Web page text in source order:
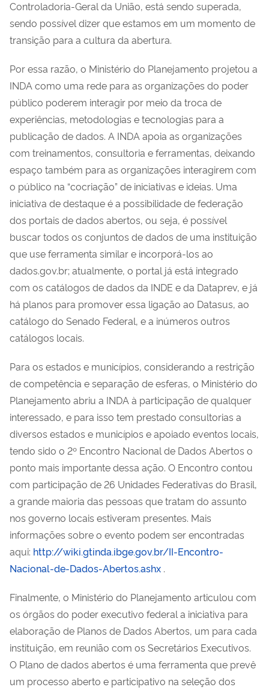
Controladoria-Geral da União, está sendo superada,
sendo possível dizer que estamos em um momento de
transição para a cultura da abertura.
Por essa razão, o Ministério do Planejamento projetou a
INDA como uma rede para as organizações do poder
público poderem interagir por meio da troca de
experiências, metodologias e tecnologias para a
publicação de dados. A INDA apoia as organizações
com treinamentos, consultoria e ferramentas, deixando
espaço também para as organizações interagirem com
o público na “cocriação” de iniciativas e ideias. Uma
iniciativa de destaque é a possibilidade de federação
dos portais de dados abertos, ou seja, é possível
buscar todos os conjuntos de dados de uma instituição
que use ferramenta similar e incorporá-los ao
dados.gov.br; atualmente, o portal já está integrado
com os catálogos de dados da INDE e da Dataprev, e já
há planos para promover essa ligação ao Datasus, ao
catálogo do Senado Federal, e a inúmeros outros
catálogos locais.
Para os estados e municípios, considerando a restrição
de competência e separação de esferas, o Ministério do
Planejamento abriu a INDA à participação de qualquer
interessado, e para isso tem prestado consultorias a
diversos estados e municípios e apoiado eventos locais,
tendo sido o 2º Encontro Nacional de Dados Abertos o
ponto mais importante dessa ação. O Encontro contou
com participação de 26 Unidades Federativas do Brasil,
a grande maioria das pessoas que tratam do assunto
nos governo locais estiveram presentes. Mais
informações sobre o evento podem ser encontradas
aqui: http://wiki.gtinda.ibge.gov.br/II-Encontro-
Nacional-de-Dados-Abertos.ashx .
Finalmente, o Ministério do Planejamento articulou com
os órgãos do poder executivo federal a iniciativa para
elaboração de Planos de Dados Abertos, um para cada
instituição, em reunião com os Secretários Executivos.
O Plano de dados abertos é uma ferramenta que prevê
um processo aberto e participativo na seleção dos